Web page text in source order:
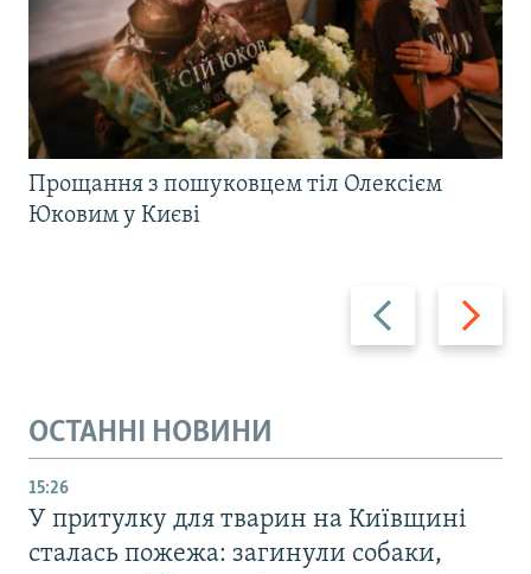
Назад Вперед
Прощання з пошуковцем тіл Олексієм
Юковим у Києві
ОСТАННІ НОВИНИ
15:26
У притулку для тварин на Київщині
сталась пожежа: загинули собаки,